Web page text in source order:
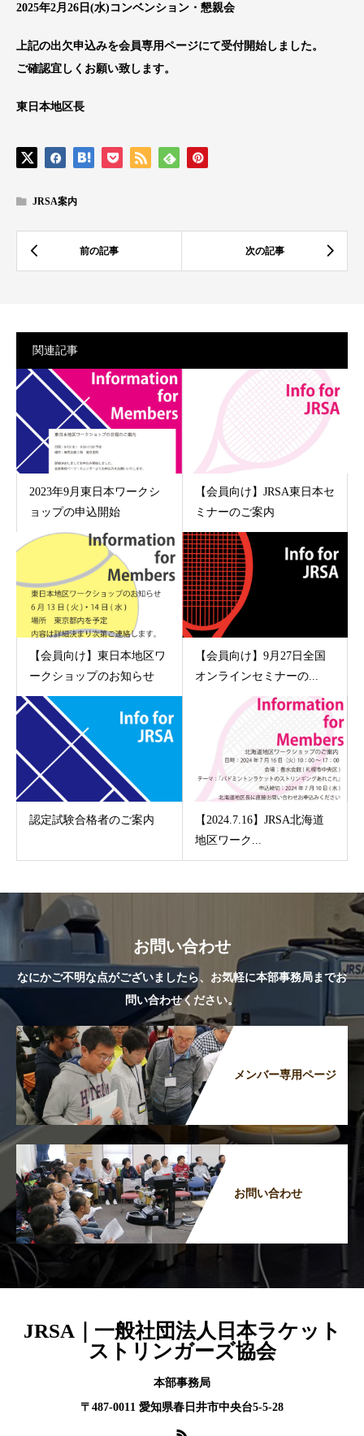
2025年2月26日(水)コンベンション・懇親会
上記の出欠申込みを会員専用ページにて受付開始しました。
ご確認宜しくお願い致します。
東日本地区長
JRSA案内
関連記事
2023年9月東日本ワークシ
ョップの申込開始
【会員向け】JRSA東日本セ
ミナーのご案内
【会員向け】東日本地区ワ
ークショップのお知らせ
【会員向け】9月27日全国
オンラインセミナーの...
認定試験合格者のご案内
【2024.7.16】JRSA北海道
地区ワーク...
お問い合わせ
なにかご不明な点がございましたら、お気軽に本部事務局までお
問い合わせください。
メンバー専用ページ
お問い合わせ
JRSA｜一般社団法人日本ラケット
ストリンガーズ協会
本部事務局
〒487-0011 愛知県春日井市中央台5-5-28